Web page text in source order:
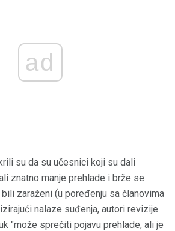
ad
su da su učesnici koji su dali
znatno manje prehlade i brže se
zaraženi (u poređenju sa članovima
nalaze suđenja, autori revizije
"može sprečiti pojavu prehlade, ali je